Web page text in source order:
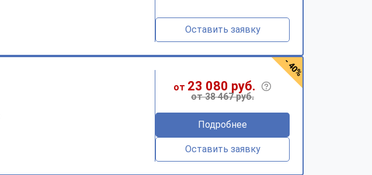
Оставить заявку
от 23 080 руб.
от 38 467 руб.
Подробнее
Оставить заявку
- 40%